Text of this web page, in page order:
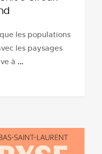
les populations
les paysages
à ...